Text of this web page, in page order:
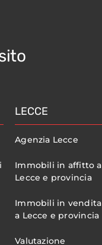
LECCE
Agenzia Lecce
Immobili in affitto a
Lecce e provincia
Immobili in vendita
a Lecce e provincia
Valutazione